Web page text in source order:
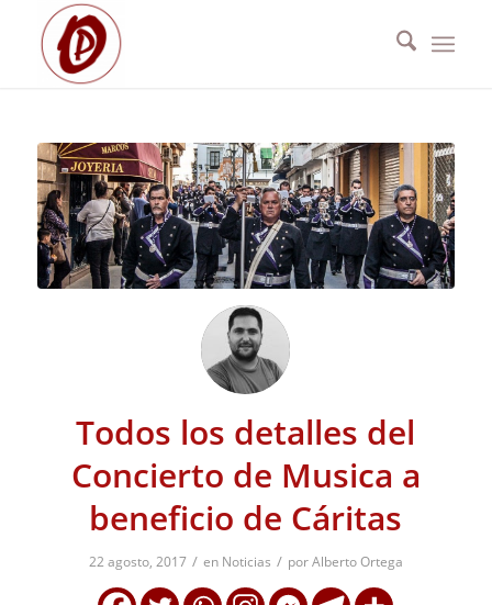
Todos los detalles del
Concierto de Musica a
beneficio de Cáritas
22 agosto, 2017 / en Noticias / porAlberto Ortega